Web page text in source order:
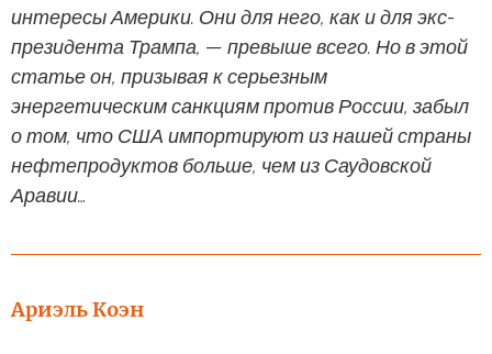
интересы Америки. Они для него, как и для экс-
президента Трампа, — превыше всего. Но в этой
статье он, призывая к серьезным
энергетическим санкциям против России, забыл
о том, что США импортируют из нашей страны
нефтепродуктов больше, чем из Саудовской
Аравии…
Ариэль Коэн